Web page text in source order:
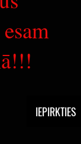
IEPIRKTIES